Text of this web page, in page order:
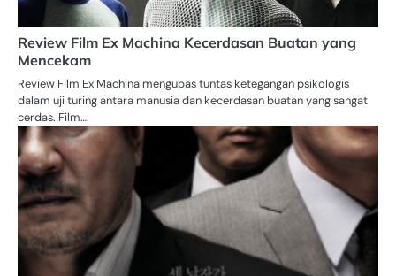
Review Film Ex Machina Kecerdasan Buatan yang
Mencekam
Review Film Ex Machina mengupas tuntas ketegangan psikologis
dalam uji turing antara manusia dan kecerdasan buatan yang sangat
cerdas. Film…